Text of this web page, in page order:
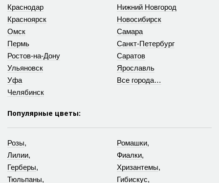
Краснодар
Красноярск
Нижний Новгород
Новосибирск
Омск
Пермь
Ростов-на-Дону
Самара
Санкт-Петербург
Саратов
Ульяновск
Уфа
Челябинск
Ярославль
Все города…
Популярные цветы:
Розы,
Лилии,
Герберы,
Тюльпаны,
Ромашки,
Фиалки,
Хризантемы,
Гибискус,